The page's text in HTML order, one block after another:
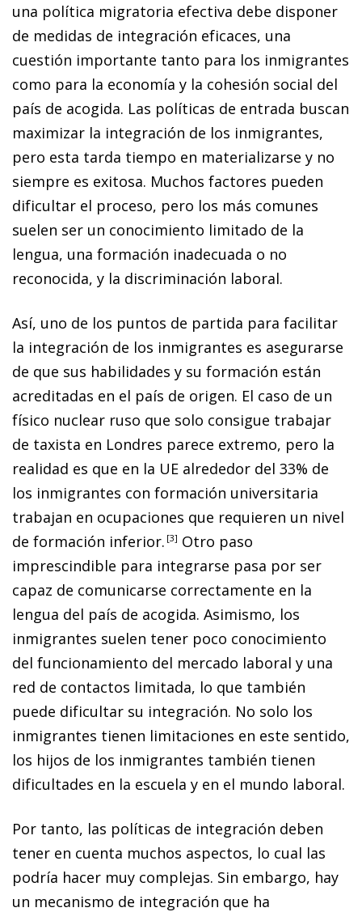
una política migratoria efectiva debe disponer
de medidas de integración eficaces, una
cuestión importante tanto para los inmigrantes
como para la economía y la cohesión social del
país de acogida. Las políticas de entrada buscan
maximizar la integración de los inmigrantes,
pero esta tarda tiempo en materializarse y no
siempre es exitosa. Muchos factores pueden
dificultar el proceso, pero los más comunes
suelen ser un conocimiento limitado de la
lengua, una formación inadecuada o no
reconocida, y la discriminación laboral.
Así, uno de los puntos de partida para facilitar
la integración de los inmigrantes es asegurarse
de que sus habilidades y su formación están
acreditadas en el país de origen. El caso de un
físico nuclear ruso que solo consigue trabajar
de taxista en Londres parece extremo, pero la
realidad es que en la UE alrededor del 33% de
los inmigrantes con formación universitaria
trabajan en ocupaciones que requieren un nivel
de formación inferior. 3
Otro paso
imprescindible para integrarse pasa por ser
capaz de comunicarse correctamente en la
lengua del país de acogida. Asimismo, los
inmigrantes suelen tener poco conocimiento
del funcionamiento del mercado laboral y una
red de contactos limitada, lo que también
puede dificultar su integración. No solo los
inmigrantes tienen limitaciones en este sentido,
los hijos de los inmigrantes también tienen
dificultades en la escuela y en el mundo laboral.
Por tanto, las políticas de integración deben
tener en cuenta muchos aspectos, lo cual las
podría hacer muy complejas. Sin embargo, hay
un mecanismo de integración que ha